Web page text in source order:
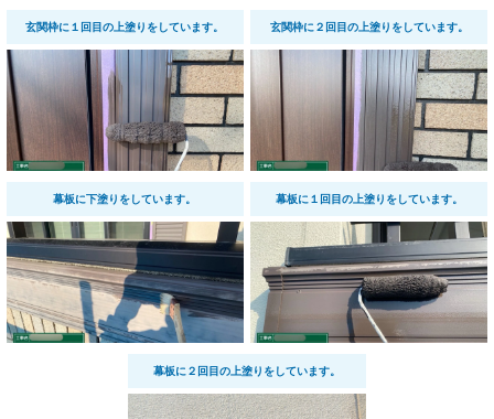
玄関枠に１回目の上塗りをしています。 玄関枠に２回目の上塗りをしています。
幕板に下塗りをしています。 幕板に１回目の上塗りをしています。
幕板に２回目の上塗りをしています。